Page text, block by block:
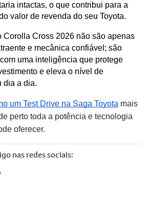
intactas, o que contribui para a
valor de revenda do seu Toyota.
Corolla Cross 2026 não são apenas
e mecânica confiável; são
uma inteligência que protege
e eleva o nível de
dia a dia.
um Test Drive na Saga Toyota mais
perto toda a potência e tecnologia
oferecer.
nas redes sociais: